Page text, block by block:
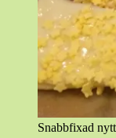
Snabbfixad